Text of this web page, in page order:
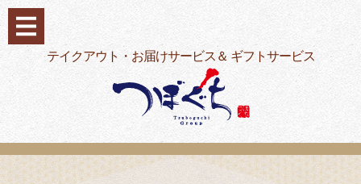
コ
ン
ス
ッ
テイクアウト・お届けサービス＆ ギフトサービス